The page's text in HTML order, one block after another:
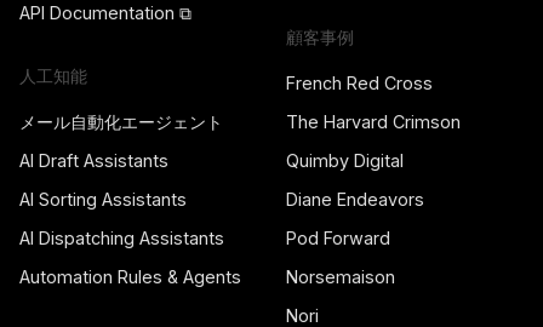
API Documentation ⧉
人工知能
メール自動化エージェント
AI Draft Assistants
AI Sorting Assistants
AI Dispatching Assistants
Automation Rules & Agents
顧客事例
French Red Cross
The Harvard Crimson
Quimby Digital
Diane Endeavors
Pod Forward
Norsemaison
Nori